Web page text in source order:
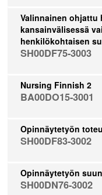
Valinnainen
kansainvälisessä
henkilökohtaisen
SH00DF75-3003
Nursing Finnish 2
BA00DO15-3001
Opinnäytetyön
SH00DF83-3002
Opinnäytetyön
SH00DN76-3002